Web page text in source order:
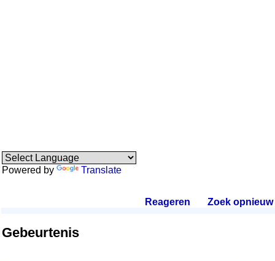
Powered by Translate
Reageren Zoek opnieuw.
Gebeurtenis